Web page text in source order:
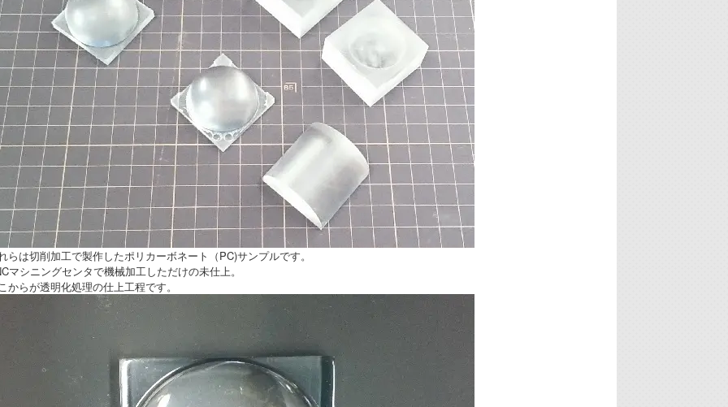
らは切削加工で製作したポリカーボネート（PC)サンプルです。
マシニングセンタで機械加工しただけの未仕上。
からが透明化処理の仕上工程です。